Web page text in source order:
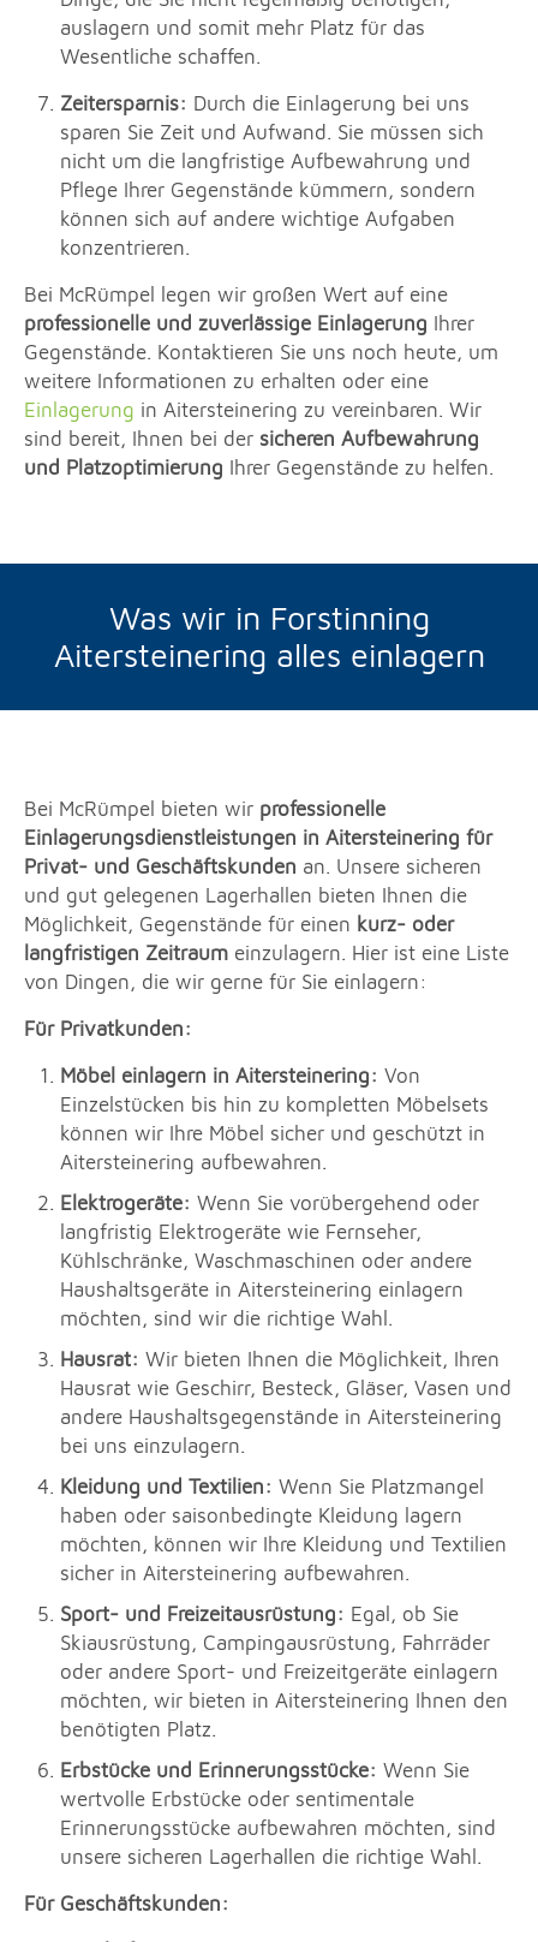
auslagern und somit mehr Platz für das
Wesentliche schaffen.
Zeitersparnis: Durch die Einlagerung bei uns
sparen Sie Zeit und Aufwand. Sie müssen sich
nicht um die langfristige Aufbewahrung und
Pflege Ihrer Gegenstände kümmern, sondern
können sich auf andere wichtige Aufgaben
konzentrieren.
Bei McRümpel legen wir großen Wert auf eine
professionelle und zuverlässige Einlagerung Ihrer
Gegenstände. Kontaktieren Sie uns noch heute, um
weitere Informationen zu erhalten oder eine
Einlagerung in Aitersteinering zu vereinbaren. Wir
sind bereit, Ihnen bei der sicheren Aufbewahrung
und Platzoptimierung Ihrer Gegenstände zu helfen.
Was wir in Forstinning
Aitersteinering alles einlagern
Bei McRümpel bieten wir professionelle
Einlagerungsdienstleistungen in Aitersteinering für
Privat- und Geschäftskunden an. Unsere sicheren
und gut gelegenen Lagerhallen bieten Ihnen die
Möglichkeit, Gegenstände für einen kurz- oder
langfristigen Zeitraum einzulagern. Hier ist eine Liste
von Dingen, die wir gerne für Sie einlagern:
Für Privatkunden:
Möbel einlagern in Aitersteinering: Von
Einzelstücken bis hin zu kompletten Möbelsets
können wir Ihre Möbel sicher und geschützt in
Aitersteinering aufbewahren.
Elektrogeräte: Wenn Sie vorübergehend oder
langfristig Elektrogeräte wie Fernseher,
Kühlschränke, Waschmaschinen oder andere
Haushaltsgeräte in Aitersteinering einlagern
möchten, sind wir die richtige Wahl.
Hausrat: Wir bieten Ihnen die Möglichkeit, Ihren
Hausrat wie Geschirr, Besteck, Gläser, Vasen und
andere Haushaltsgegenstände in Aitersteinering
bei uns einzulagern.
Kleidung und Textilien: Wenn Sie Platzmangel
haben oder saisonbedingte Kleidung lagern
möchten, können wir Ihre Kleidung und Textilien
sicher in Aitersteinering aufbewahren.
Sport- und Freizeitausrüstung: Egal, ob Sie
Skiausrüstung, Campingausrüstung, Fahrräder
oder andere Sport- und Freizeitgeräte einlagern
möchten, wir bieten in Aitersteinering Ihnen den
benötigten Platz.
Erbstücke und Erinnerungsstücke: Wenn Sie
wertvolle Erbstücke oder sentimentale
Erinnerungsstücke aufbewahren möchten, sind
unsere sicheren Lagerhallen die richtige Wahl.
Für Geschäftskunden: